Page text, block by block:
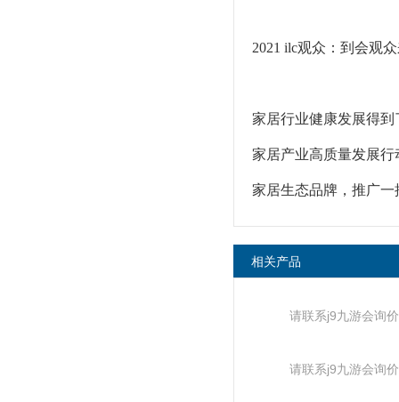
2021 ilc观众：到会观
家居行业健康发展得
家居产业高质量发展
家居生态品牌，推广
相关产品
请联系j9九游会询价
请联系j9九游会询价